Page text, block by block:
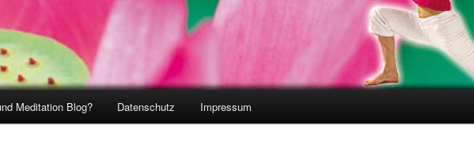
Meditation Blog? Datenschutz Impressum